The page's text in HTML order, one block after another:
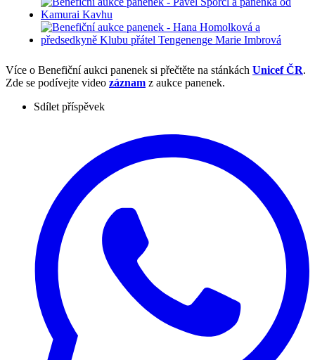
Více o Benefiční aukci panenek si přečtěte na stánkách Unicef ČR.
Zde se podívejte video záznam z aukce panenek.
Sdílet příspěvek